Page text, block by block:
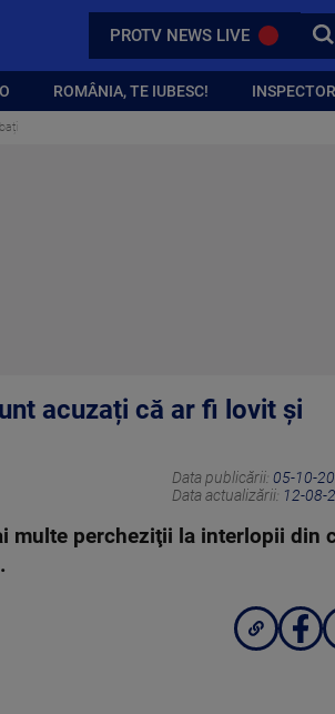
PROTV NEWS LIVE
ROMÂNIA, TE IUBESC!
acuzați că ar fi lovit și
Data publicării: 05-10-
Data actualizării: 12-08-
multe percheziţii la interlopii din